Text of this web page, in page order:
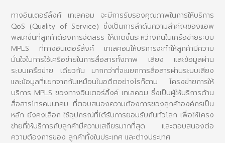
ทางอินเตอร์ลิ้งค์ เทเลคอม จะมีการรับรองคุณภาพในการให้บริการ
QoS (Quality of Service) ซึ่งเป็นการลำดับความสำคัญของแอพ
พลิเคชั่นที่ลูกค้าต้องการจัดสรร ให้เกิดขึ้นระหว่างกันในเครือข่ายระบบ
MPLS ที่ทางอินเตอร์ลิ้งค์ เทเลคอมให้บริการจะทำให้ลูกค้ามีความ
มั่นใจในการใช้เครือข่ายในการสื่อสารทั้งภาพ เสียง และข้อมูลผ่าน
ระบบเครือข่าย เดียวกัน มากกว่าที่จะแยกการสื่อสารผ่านระบบเสียง
และข้อมูลที่แยกจากกันเหมือนในอดีตอย่างไรก็ตาม โครงข่ายการให้
บริการ MPLS ของทางอินเตอร์ลิ้งค์ เทเลคอม ซึ่งเป็นผู้ให้บริการด้าน
สื่อสารโทรคมนาคม ที่ตอบสนองความต้องการของลูกค้าองค์กรเป็น
หลัก ยังคงเลือก ใช้อุปกรณ์ที่ได้รับการยอมรับกันทั่วโลก เพื่อให้โครง
ข่ายที่ให้บริการกับลูกค้ามีความเสถียรมากที่สุด และตอบสนองต่อ
ความต้องการของ ลูกค้าทั้งในประเทศ และต่างประเทศ